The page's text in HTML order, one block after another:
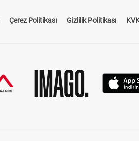
Çerez Politikası Gizlilik Politikası